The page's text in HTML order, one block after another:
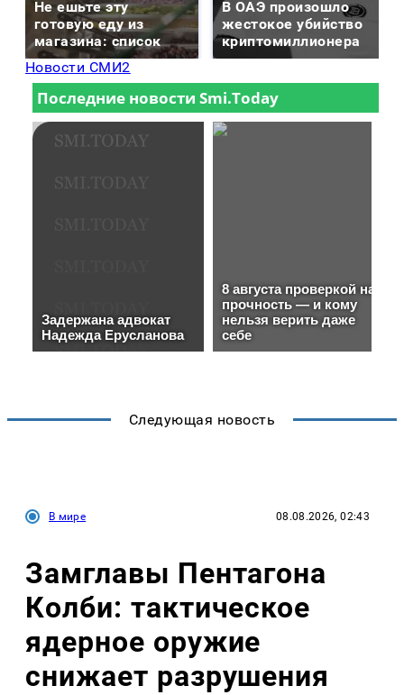
Не ешьте эту
готовую еду из
магазина: список
В ОАЭ произошло
жестокое убийство
криптомиллионера
Новости СМИ2
Следующая новость
В мире 08.08.2026, 02:43
Замглавы Пентагона
Колби: тактическое
ядерное оружие
снижает разрушения